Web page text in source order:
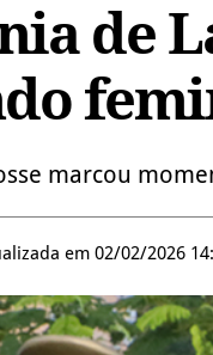
de
marcou
em 02/02/2026